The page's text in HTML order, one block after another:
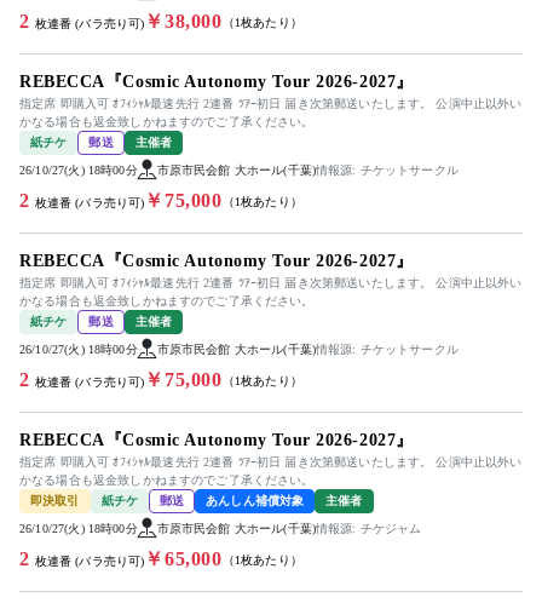
2 枚連番 (バラ売り可) ￥38,000 （1枚あたり）
REBECCA『Cosmic Autonomy Tour 2026-2027』
指定席 即購入可 ｵﾌｨｼｬﾙ最速先行 2連番 ﾂｱｰ初日 届き次第郵送いたします。 公演中止以外い
かなる場合も返金致しかねますのでご了承ください。
紙チケ
郵送 主催者
26/10/27(火) 18時00分 市原市民会館 大ホール(千葉)情報源: チケットサークル
2 枚連番 (バラ売り可) ￥75,000 （1枚あたり）
REBECCA『Cosmic Autonomy Tour 2026-2027』
指定席 即購入可 ｵﾌｨｼｬﾙ最速先行 2連番 ﾂｱｰ初日 届き次第郵送いたします。 公演中止以外い
かなる場合も返金致しかねますのでご了承ください。
紙チケ
郵送 主催者
26/10/27(火) 18時00分 市原市民会館 大ホール(千葉)情報源: チケットサークル
2 枚連番 (バラ売り可) ￥75,000 （1枚あたり）
REBECCA『Cosmic Autonomy Tour 2026-2027』
指定席 即購入可 ｵﾌｨｼｬﾙ最速先行 2連番 ﾂｱｰ初日 届き次第郵送いたします。 公演中止以外い
かなる場合も返金致しかねますのでご了承ください。
即決取引
紙チケ 郵送 あんしん補償対象 主催者
26/10/27(火) 18時00分 市原市民会館 大ホール(千葉)情報源: チケジャム
2 枚連番 (バラ売り可) ￥65,000 （1枚あたり）